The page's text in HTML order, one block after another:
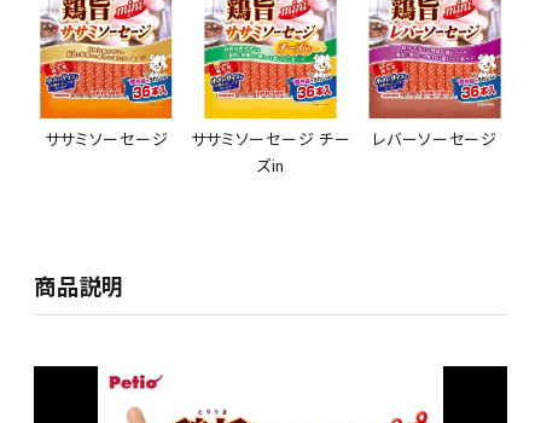
ササミソーセージ
ササミソーセージ チー
ズin
レバーソーセージ
商品説明